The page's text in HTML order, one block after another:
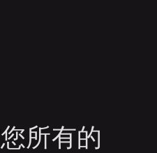
所有的